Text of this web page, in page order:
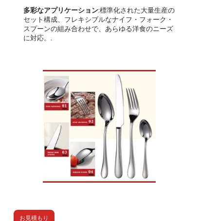
多彩なアプリケーション:標準化された大量生産の
セット構成、フレキシブルなナイフ・フォーク・
スプーンの組み合わせで、あらゆる洋食のニーズ
に対応。.
お見積もり